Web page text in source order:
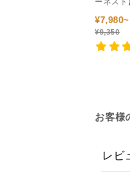
ステン
蒸し器
¥7,980~
¥9,350
お客様
レビ